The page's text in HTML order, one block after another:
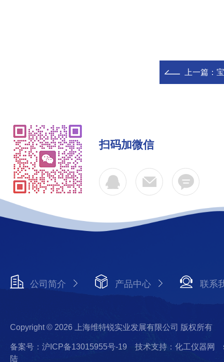
上一篇：
扫码加微信
公司简介 产品中心 联系
Copyright © 2026 上海维特锐实业发展有限公司 版权所有
备案号：沪ICP备13015955号-19 技术支持：化工仪器网
陆